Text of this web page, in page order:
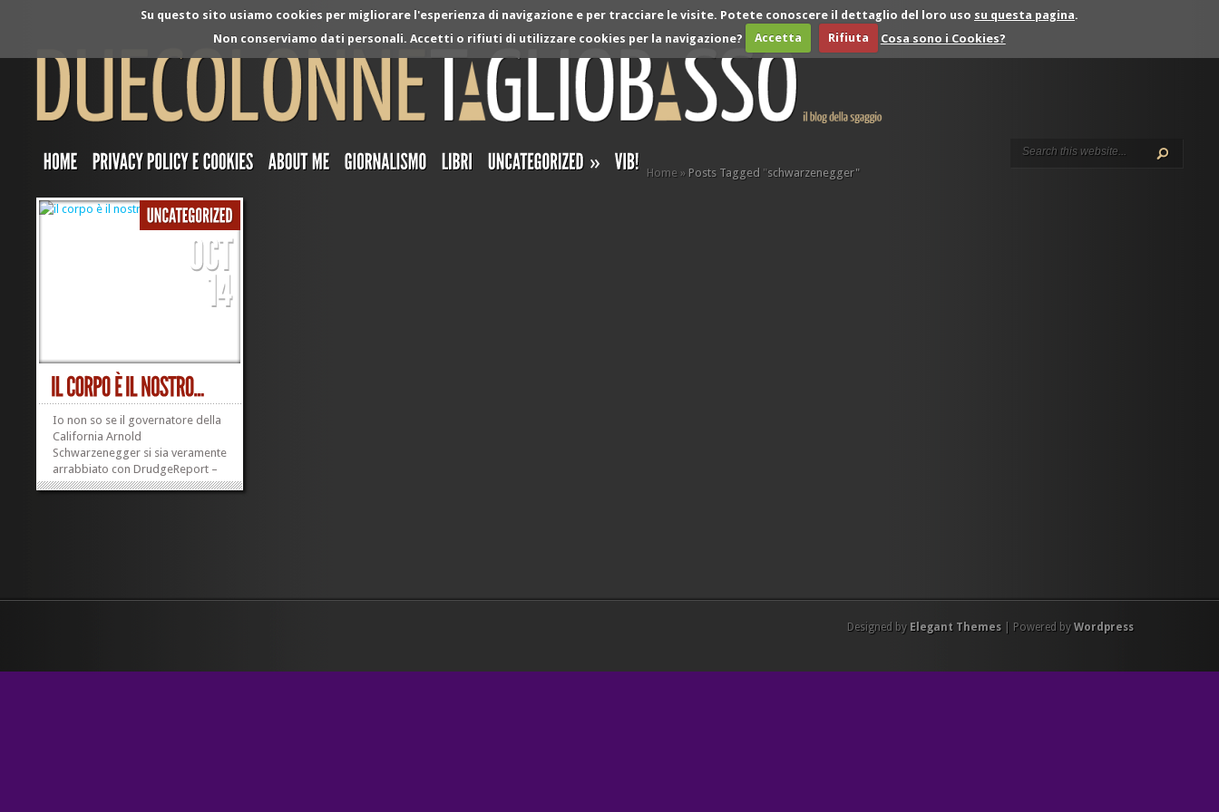
Su questo sito usiamo cookies per migliorare l'esperienza di navigazione e per tracciare le visite. Potete conoscere il dettaglio del loro uso su questa pagina.
Non conserviamo dati personali. Accetti o rifiuti di utilizzare cookies per la navigazione?
Accetta Rifiuta Cosa sono i Cookies?
» Home » Posts Tagged "schwarzenegger"
Io non so se il governatore della
California Arnold
Schwarzenegger si sia veramente
arrabbiato con DrudgeReport –
lo si sostiene qui – per la foto che
Designed by Elegant Themes| Powered by Wordpress